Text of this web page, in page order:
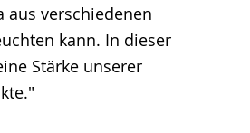
aus verschiedenen
kann. In dieser
Stärke unserer